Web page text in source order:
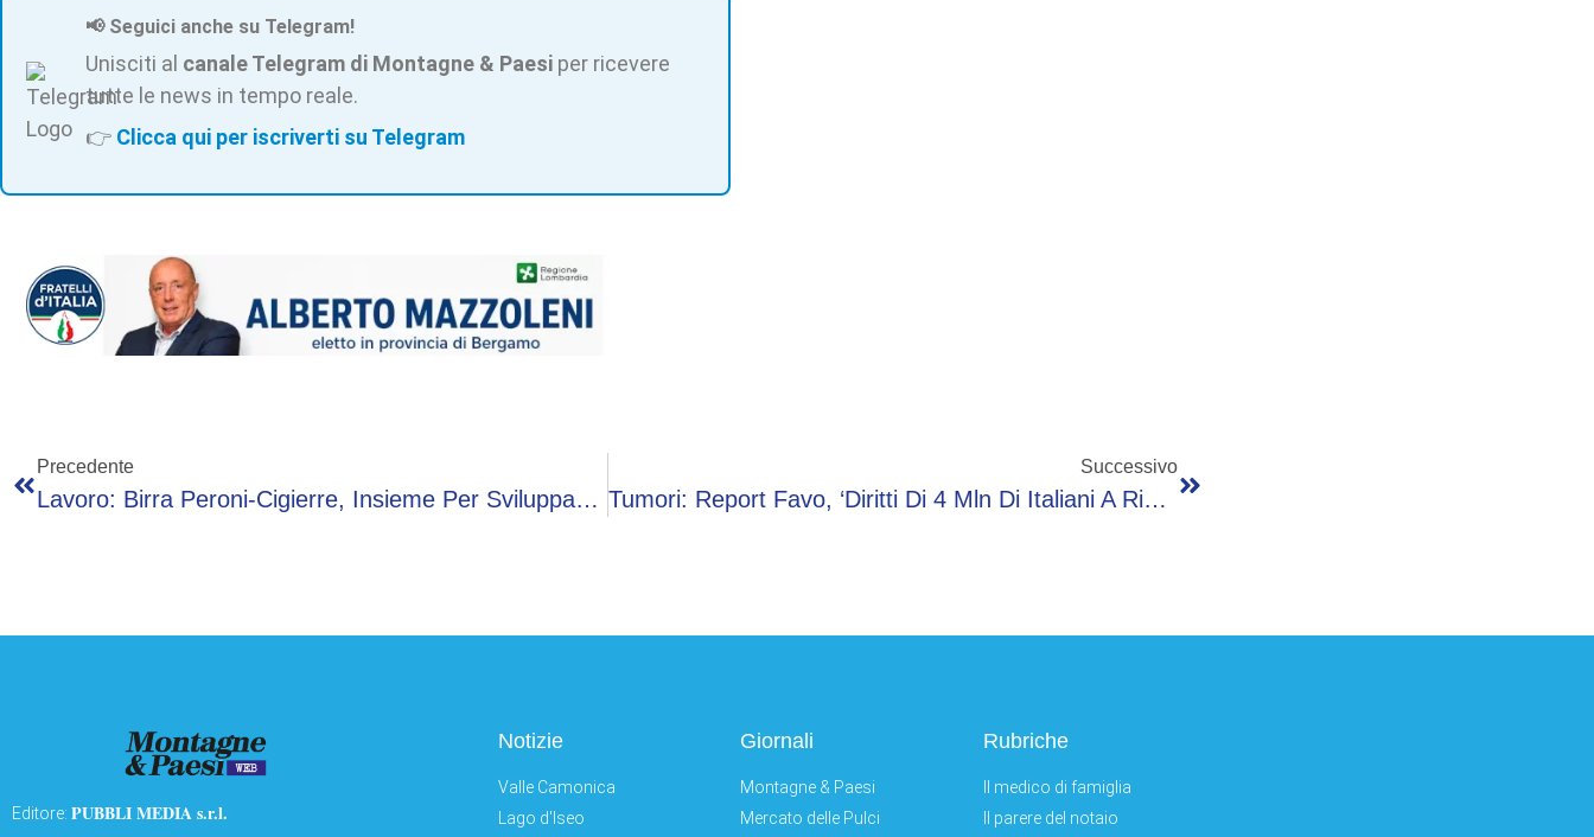
📢 Seguici anche su Telegram!
Unisciti al canale Telegram di Montagne & Paesi per ricevere
tutte le news in tempo reale.
👉 Clicca qui per iscriverti su Telegram
Precedente
Lavoro: Birra Peroni-Cigierre, Insieme Per Sviluppare Talenti Del Futuro
Successivo
Tumori: Report Favo, ‘diritti Di 4 Mln Di Italiani A Rischio Per Ritardi Burocrazia’
Editore: PUBBLI MEDIA s.r.l.
Notizie
Valle Camonica
Lago d'Iseo
Giornali
Montagne & Paesi
Mercato delle Pulci
Rubriche
Il medico di famiglia
Il parere del notaio